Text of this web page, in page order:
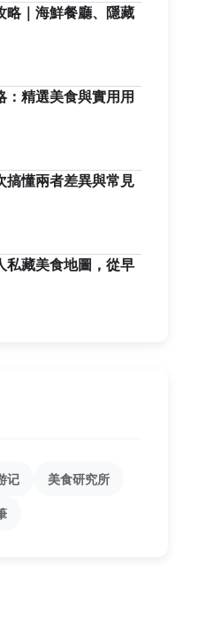
略｜海鮮餐廳、隱藏
：精選美食與實用用
搞懂兩者差異與常見
私藏美食地圖，從早
记 美食研究所